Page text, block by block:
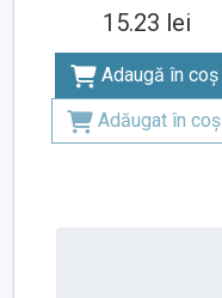
15.23 lei
Adaugă în coș
Adăugat în coș